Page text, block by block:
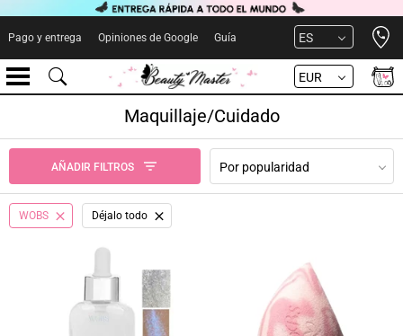
Pago y entrega Opiniones de Google Guía ES
EUR
Maquillaje/Cuidado
AÑADIR FILTROS Por popularidad
WOBS Déjalo todo